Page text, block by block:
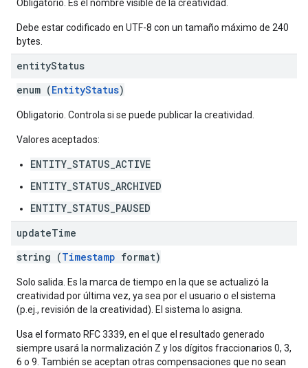
Obligatorio. Es el nombre visible de la creatividad.
Debe estar codificado en UTF-8 con un tamaño máximo de 240
bytes.
entityStatus
enum (EntityStatus)
Obligatorio. Controla si se puede publicar la creatividad.
Valores aceptados:
ENTITY_STATUS_ACTIVE
ENTITY_STATUS_ARCHIVED
ENTITY_STATUS_PAUSED
updateTime
string (Timestamp format)
Solo salida. Es la marca de tiempo en la que se actualizó la
creatividad por última vez, ya sea por el usuario o el sistema
(p.ej., revisión de la creatividad). El sistema lo asigna.
Usa el formato RFC 3339, en el que el resultado generado
siempre usará la normalización Z y los dígitos fraccionarios 0, 3,
6 o 9. También se aceptan otras compensaciones que no sean